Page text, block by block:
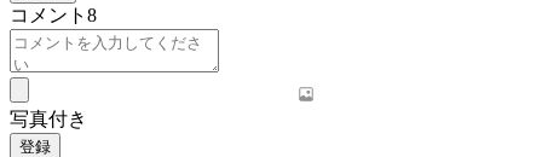
コメント 8
写真付き
登録